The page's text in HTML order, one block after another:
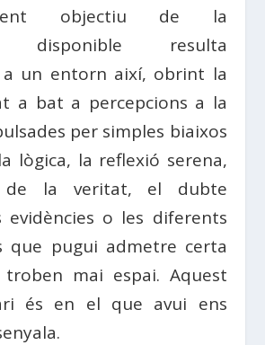
objectiu de la
disponible resulta
a un entorn així, obrint la
a bat a percepcions a la
per simples biaixos
lògica, la reflexió serena,
de la veritat, el dubte
evidències o les diferents
que pugui admetre certa
mai espai. Aquest
és en el que avui ens